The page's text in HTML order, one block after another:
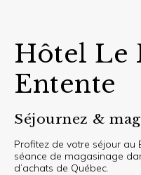
Hôtel Le
Entente
Séjournez &
Profitez de votre séjour au
séance de magasinage
d’achats de Québec.